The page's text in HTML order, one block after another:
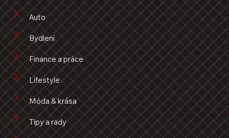
Auto
Bydlení
Finance a práce
Lifestyle
Móda & krása
Tipy a rady